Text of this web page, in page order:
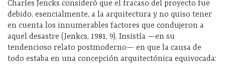
Charles Jencks consideró que el fracaso del proyecto fue
debido, esencialmente, a la arquitectura y no quiso tener
en cuenta los innumerables factores que condujeron a
aquel desastre (Jenkcs, 1981, 9). Insistía —en su
tendencioso relato postmoderno— en que la causa de
todo estaba en una concepción arquitectónica equivocada: